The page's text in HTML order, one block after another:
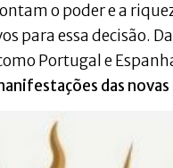
o poder e a
para essa decisão.
Portugal e
das